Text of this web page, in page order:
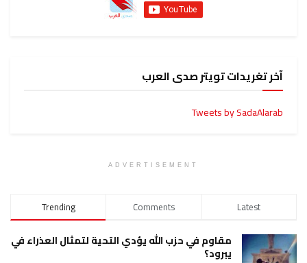
آخر تغريدات تويتر صدى العرب
Tweets by SadaAlarab
ADVERTISEMENT
Trending Comments Latest
مقاوم في حزب الله يؤدي التحية لتمثال العذراء في
يبرود؟